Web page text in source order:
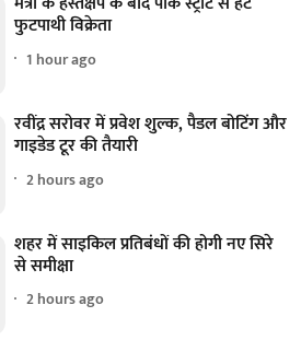
फुटपाथी विक्रेता
1 hour ago
रवींद्र सरोवर में प्रवेश शुल्क, पैडल बोटिंग और
गाइडेड टूर की तैयारी
2 hours ago
शहर में साइकिल प्रतिबंधों की होगी नए सिरे
से समीक्षा
2 hours ago